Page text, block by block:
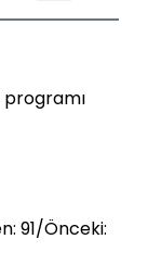
91/Önceki: